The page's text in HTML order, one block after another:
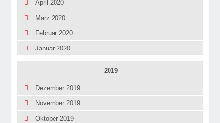
April 2020
März 2020
Februar 2020
Januar 2020
2019
Dezember 2019
November 2019
Oktober 2019